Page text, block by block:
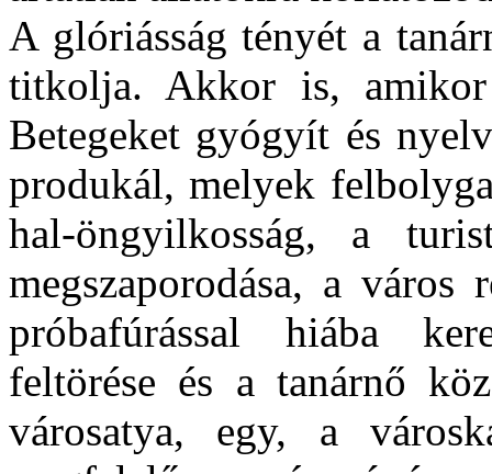
A glóriásság tényét a
titkolja. Akkor is, amikor
Betegeket gyógyít és
produkál, melyek
hal-öngyilkosság, a
megszaporodása, a
próbafúrással hiába
feltörése és a tanárnő
városatya, egy, a